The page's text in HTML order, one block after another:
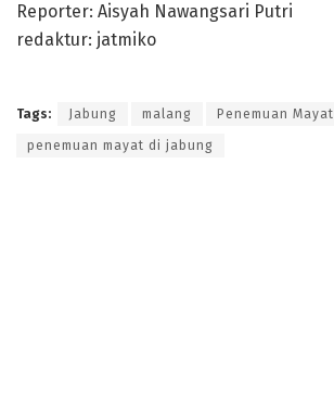
Reporter: Aisyah Nawangsari Putri
redaktur: jatmiko
Tags: Jabung malang Penemuan Mayat
penemuan mayat di jabung